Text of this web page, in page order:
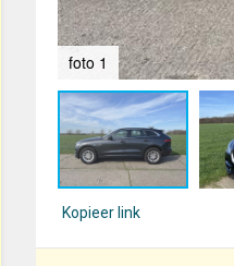
foto 1
Kopieer link